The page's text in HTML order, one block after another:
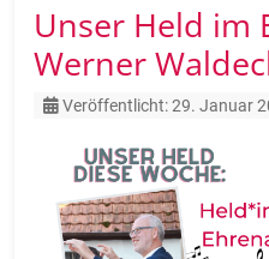
Unser Held im
Werner
Details
Veröffentlicht: 29. Januar